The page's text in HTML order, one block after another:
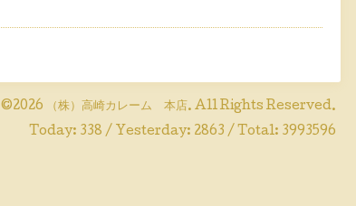
©2026 （株）高崎カレーム 本店. All Rights Reserved.
Today: 338 / Yesterday: 2863 / Total: 3993596